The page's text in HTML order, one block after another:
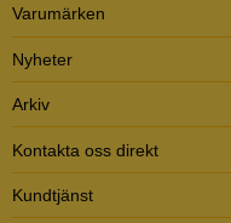
Varumärken
Nyheter
Arkiv
Kontakta oss direkt
Kundtjänst